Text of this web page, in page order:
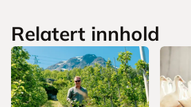
Relatert innhold